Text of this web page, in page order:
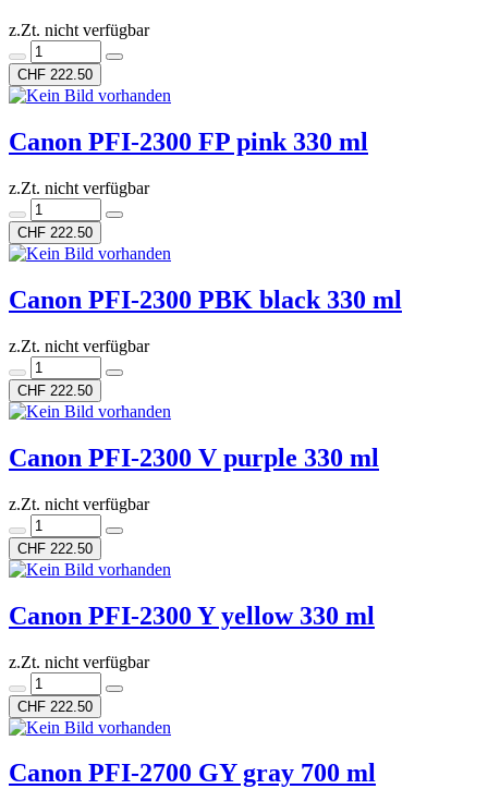
z.Zt. nicht verfügbar
CHF 222.50
Canon PFI-2300 FP pink 330 ml
z.Zt. nicht verfügbar
CHF 222.50
Canon PFI-2300 PBK black 330 ml
z.Zt. nicht verfügbar
CHF 222.50
Canon PFI-2300 V purple 330 ml
z.Zt. nicht verfügbar
CHF 222.50
Canon PFI-2300 Y yellow 330 ml
z.Zt. nicht verfügbar
CHF 222.50
Canon PFI-2700 GY gray 700 ml